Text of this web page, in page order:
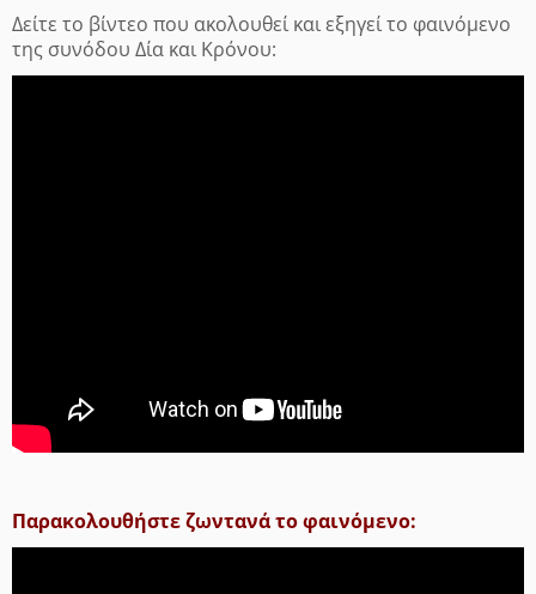
Δείτε το βίντεο που ακολουθεί και εξηγεί το φαινόμενο
της συνόδου Δία και Κρόνου:
Παρακολουθήστε ζωντανά το φαινόμενο: